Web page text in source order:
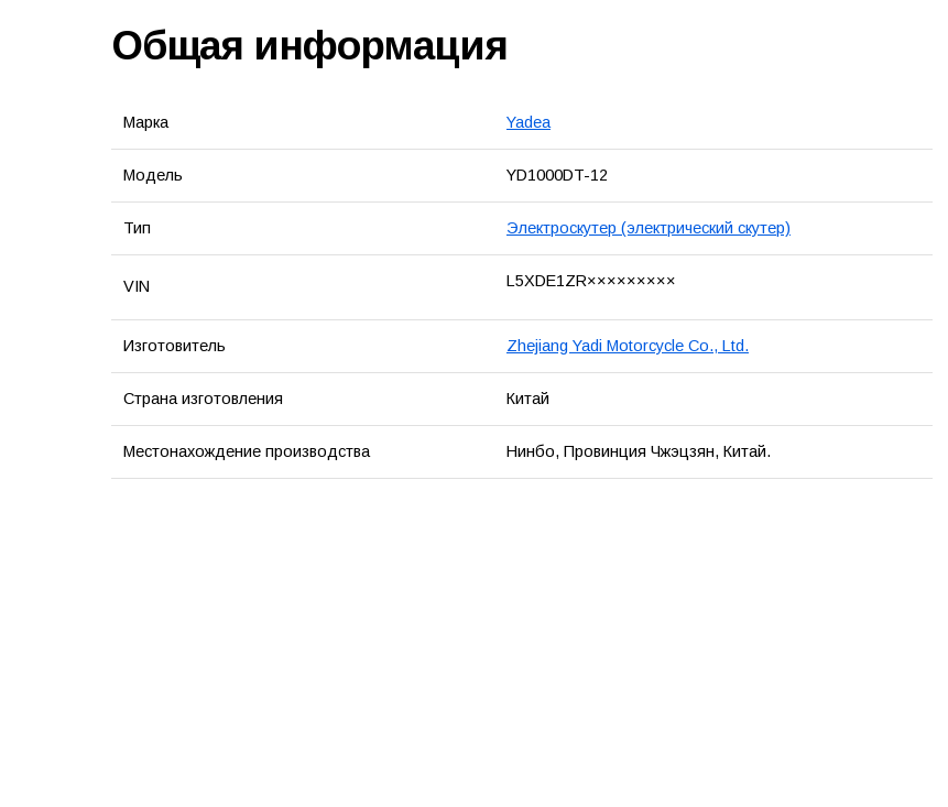
Общая информация
Марка Yadea
Модель YD1000DT-12
Тип Электроскутер (электрический скутер)
VIN L5XDE1ZR×××××××××
Изготовитель Zhejiang Yadi Motorcycle Co., Ltd.
Страна изготовления Китай
Местонахождение производства Нинбо, Провинция Чжэцзян, Китай.